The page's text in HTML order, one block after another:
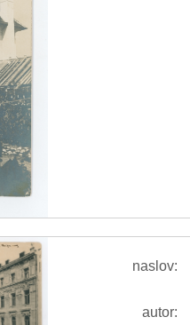
naslov:
autor: